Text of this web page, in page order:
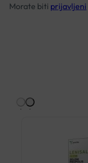
Morate biti prijavljeni